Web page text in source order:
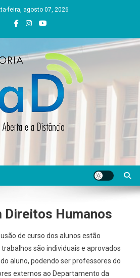
feira, agosto 07, 2026
Direitos Humanos
de curso dos alunos estão
são individuais e aprovados
aluno, podendo ser professores do
externos ao Departamento da